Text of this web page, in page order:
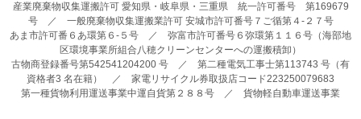
産業廃棄物収集運搬許可 愛知県・岐阜県・三重県 統一許可番号 第169679
号 ／ 一般廃棄物収集運搬業許可 安城市許可番号７ご循第４-２７号
あま市許可番６あ環第６-５号 ／ 弥富市許可番号６弥環第１１６号（海部地
区環境事業所組合八穂クリーンセンターへの運搬積卸）
古物商登録番号第542541204200 号 ／ 第二種電気工事士第113743 号（有
資格者3 名在籍） ／ 家電リサイクル券取扱店コード223250079683
第一種貨物利用運送事業中運自貨第２８８号 ／ 貨物軽自動車運送事業